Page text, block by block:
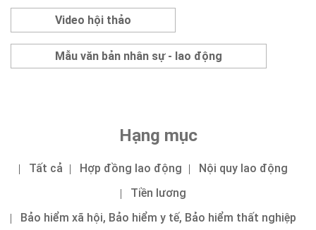
Video hội thảo
Mẫu văn bản nhân sự - lao động
Hạng mục
Tất cả Hợp đồng lao động
Nội quy lao động
Tiền lương
Bảo hiểm xã hội, Bảo hiểm y tế, Bảo hiểm thất nghiệp